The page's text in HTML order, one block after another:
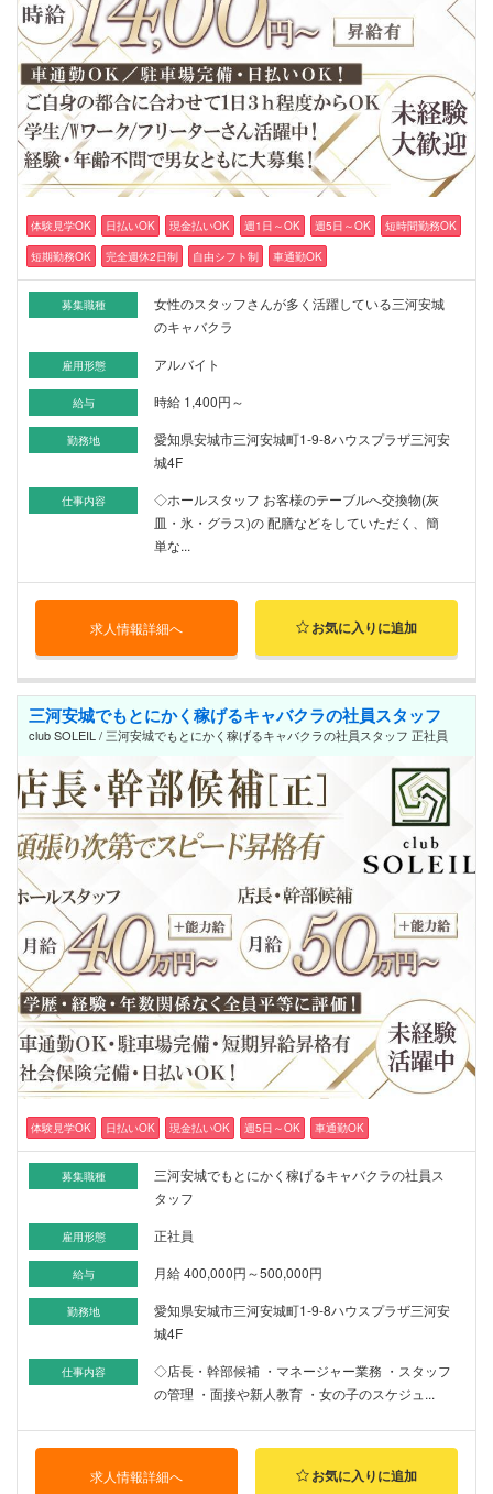
体験見学OK 日払いOK 現金払いOK 週1日～OK 週5日～OK
短時間勤務OK
短期勤務OK
完全週休2日制 自由シフト制 車通勤OK
募集職種
女性のスタッフさんが多く活躍している三河安城
のキャバクラ
雇用形態 アルバイト
給与 時給 1,400円～
勤務地
愛知県安城市三河安城町1-9-8ハウスプラザ三河安
城4F
仕事内容
◇ホールスタッフ お客様のテーブルへ交換物(灰
皿・氷・グラス)の 配膳などをしていただく、簡
単な...
求人情報詳細へ お気に入りに追加
三河安城でもとにかく稼げるキャバクラの社員スタッフ
club SOLEIL / 三河安城でもとにかく稼げるキャバクラの社員スタッフ 正社員
体験見学OK 日払いOK 現金払いOK 週5日～OK 車通勤OK
募集職種
三河安城でもとにかく稼げるキャバクラの社員ス
タッフ
雇用形態 正社員
給与 月給 400,000円～500,000円
勤務地
愛知県安城市三河安城町1-9-8ハウスプラザ三河安
城4F
仕事内容
◇店長・幹部候補 ・マネージャー業務 ・スタッフ
の管理 ・面接や新人教育 ・女の子のスケジュ...
求人情報詳細へ お気に入りに追加